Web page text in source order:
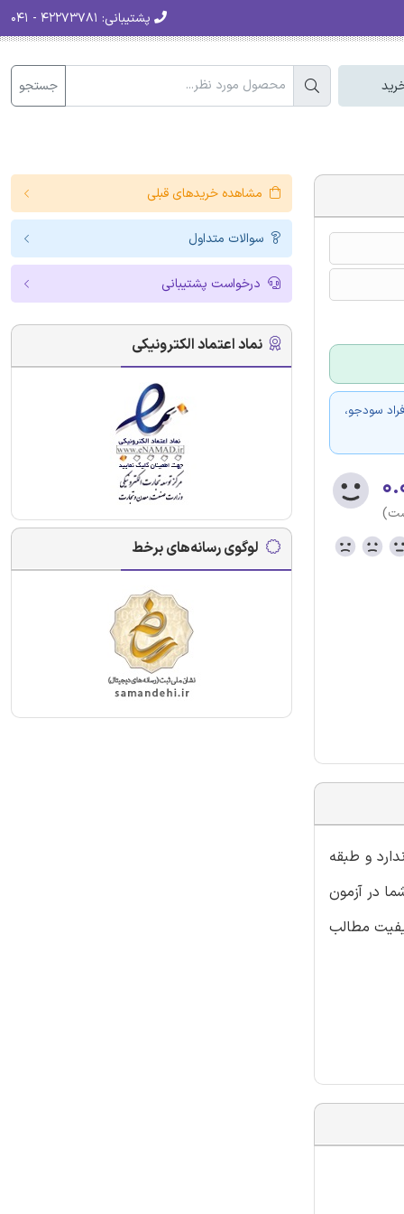
پشتیبانی:
جستجو
سودجو،
سوالات استاندارد و طبقه
در آزمون
مطالب
مشاهده خریدهای قبلی
سوالات متداول
درخواست پشتیبانی
نماد اعتماد الکترونیکی
لوگوی رسانه‌های برخط